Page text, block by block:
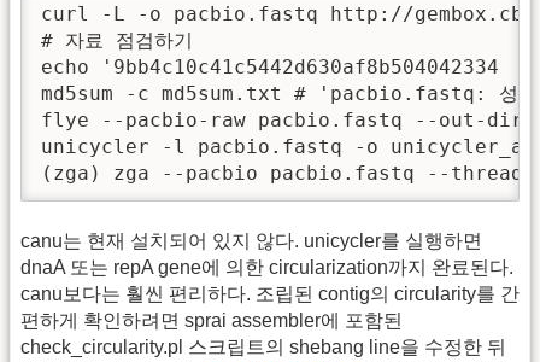
curl -L -o pacbio.fastq http://
# 자료 점검하기
echo
md5sum -c md5sum.txt # 'pacbio.fastq: 성공'
flye --pacbio-raw pacbio.fastq --out-dir
unicycler -l pacbio.fastq -o
(zga) zga --pacbio pacbio.fastq --threads
canu는 현재 설치되어 있지 않다. unicycler를 실행하면
dnaA 또는 repA gene에 의한 circularization까지 완료된다.
canu보다는 훨씬 편리하다. 조립된 contig의 circularity를 간
편하게 확인하려면 sprai assembler에 포함된
check_circularity.pl 스크립트의 shebang line을 수정한 뒤